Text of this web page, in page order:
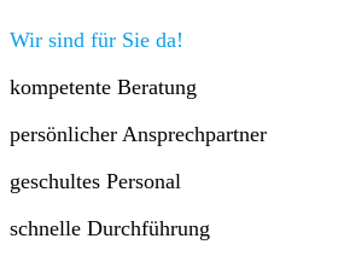
Wir sind für Sie da!
kompetente Beratung
persönlicher Ansprechpartner
geschultes Personal
schnelle Durchführung